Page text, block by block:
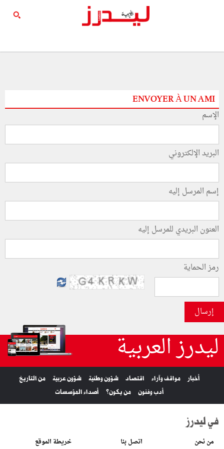
ENVOYER À UN AMI
الإسم
البريد الإلكتروني
إسم المرسل إليه
العنون البريدي للمرسل إليه
رمز الحماية
إرسال
ليدرز العربية
أخبار مواقف وآراء اقتصاد شؤون وطنية شؤون عربية
من التاريخ
أدب وفنون
من يكون؟ أصداء المؤسسات
في ليدرز
من نحن اتصل بنا خريطة الموقع